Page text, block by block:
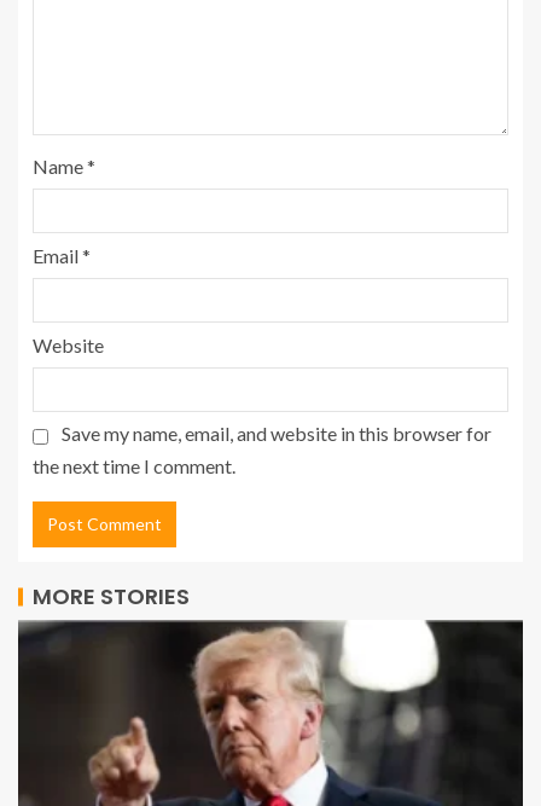
Name*
Email*
Website
Save my name, email, and website in this browser for
the next time I comment.
MORE STORIES